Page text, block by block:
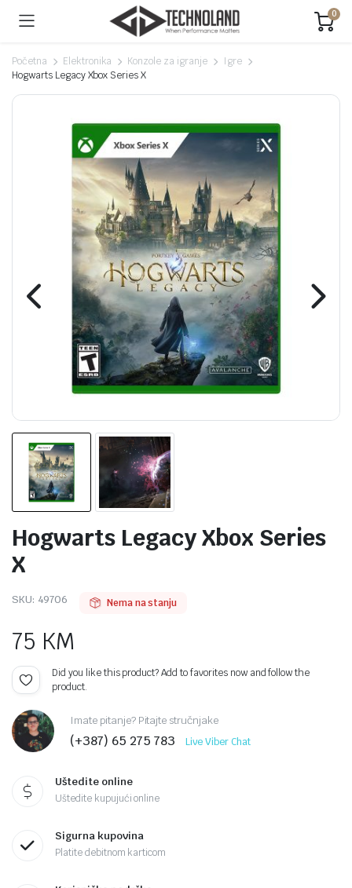
0
Početna Elektronika Konzole za igranje
Igre
Hogwarts Legacy Xbox Series X
Hogwarts Legacy Xbox Series
X
SKU: 49706 Nema na stanju
75 KM
Did you like this product? Add to favorites now and follow the
product.
Imate pitanje? Pitajte stručnjake
(+387) 65 275 783 Live Viber Chat
Uštedite online
Uštedite kupujući online
Sigurna kupovina
Platite debitnom karticom